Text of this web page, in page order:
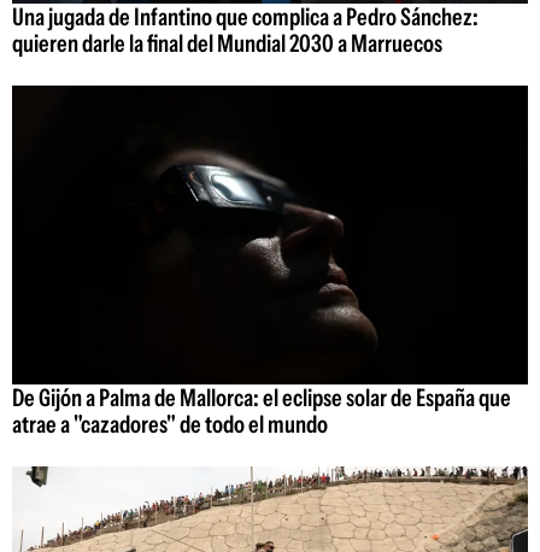
Una jugada de Infantino que complica a Pedro Sánchez:
quieren darle la final del Mundial 2030 a Marruecos
De Gijón a Palma de Mallorca: el eclipse solar de España que
atrae a "cazadores" de todo el mundo